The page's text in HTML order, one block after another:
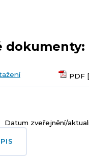
dokumenty:
PDF
Datum zveřejnění/